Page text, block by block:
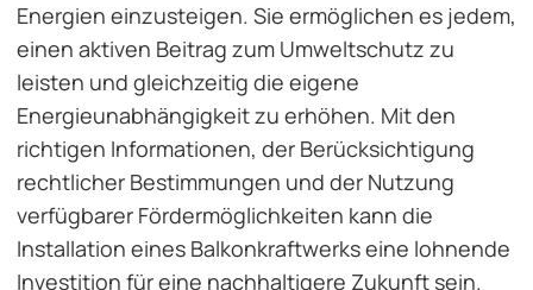
Energien einzusteigen. Sie ermöglichen es jedem,
einen aktiven Beitrag zum Umweltschutz zu
leisten und gleichzeitig die eigene
Energieunabhängigkeit zu erhöhen. Mit den
richtigen Informationen, der Berücksichtigung
rechtlicher Bestimmungen und der Nutzung
verfügbarer Fördermöglichkeiten kann die
Installation eines Balkonkraftwerks eine lohnende
Investition für eine nachhaltigere Zukunft sein.